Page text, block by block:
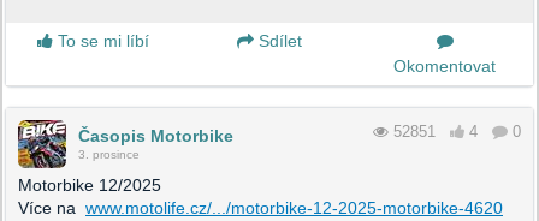
To se mi líbí
Sdílet
Okomentovat
Časopis Motorbike
3. prosince
52851 4 0
Motorbike 12/2025
Více na www.motolife.cz/.../motorbike-12-2025-motorbike-4620